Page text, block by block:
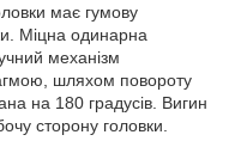
має гумову
Міцна одинарна
механізм
шляхом повороту
на 180 градусів. Вигин
сторону головки.